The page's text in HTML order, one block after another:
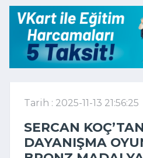
Tarih : 2025-11-13 21:56:25
SERCAN
DAYANIŞMA